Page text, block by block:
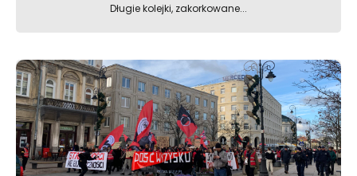
Długie kolejki, zakorkowane...